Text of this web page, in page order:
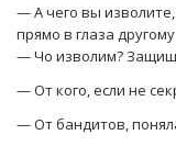
— А чего вы изволите,
прямо в глаза
— Чо изволим?
— От кого, если не
— От бандитов,